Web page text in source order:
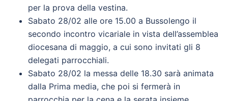
per la prova della vestina.
Sabato 28/02 alle ore 15.00 a Bussolengo il
secondo incontro vicariale in vista dell’assemblea
diocesana di maggio, a cui sono invitati gli 8
delegati parrocchiali.
Sabato 28/02 la messa delle 18.30 sarà animata
dalla Prima media, che poi si fermerà in